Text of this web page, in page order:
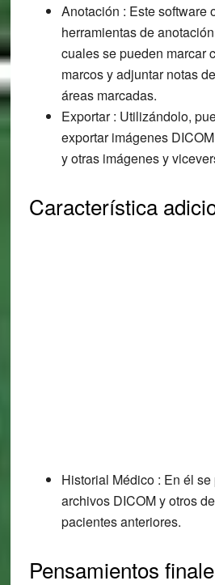
Anotación : Este software
herramientas de
cuales se pueden marcar
marcos y adjuntar notas
áreas marcadas.
Exportar : Utilizándolo,
exportar imágenes
y otras imágenes y
Característica
Historial Médico : En él
archivos DICOM y otros
pacientes anteriores.
Pensamientos